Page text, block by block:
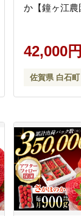
か【鐘ヶ江
42,000円
佐賀県 白石町